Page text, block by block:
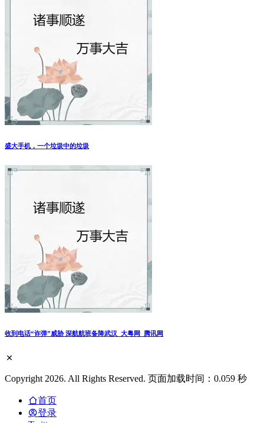
盛大手机，一个垃圾中的垃圾
收到电话“诈弹”威胁 深航航班备降武汉_大粤网_腾讯网
Copyright 2026. All Rights Reserved. 页面加载时间：0.059 秒
首页
登录